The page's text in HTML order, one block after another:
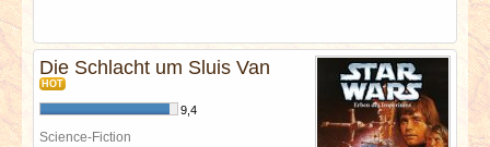
Die Schlacht um Sluis Van
HOT
9,4
Science-Fiction